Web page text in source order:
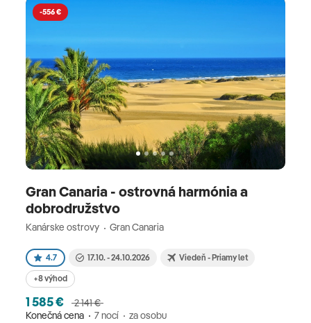
-556 €
Gran Canaria - ostrovná harmónia a
dobrodružstvo
Kanárske ostrovy Gran Canaria
4.7 17.10. - 24.10.2026 Viedeň - Priamy let
+8 výhod
1 585 €
2 141 €
Konečná cena
7 nocí za osobu